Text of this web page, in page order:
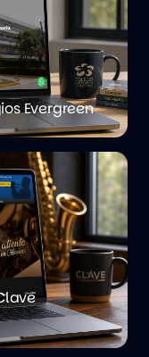
Evergreen